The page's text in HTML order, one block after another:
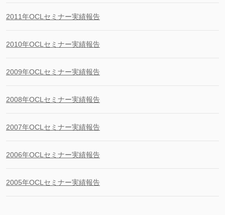
2011年OCLセミナー実績報告
2010年OCLセミナー実績報告
2009年OCLセミナー実績報告
2008年OCLセミナー実績報告
2007年OCLセミナー実績報告
2006年OCLセミナー実績報告
2005年OCLセミナー実績報告